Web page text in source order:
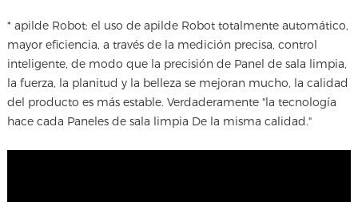
* apilde Robot: el uso de apilde Robot totalmente automático,
mayor eficiencia, a través de la medición precisa, control
inteligente, de modo que la precisión de Panel de sala limpia,
la fuerza, la planitud y la belleza se mejoran mucho, la calidad
del producto es más estable. Verdaderamente "la tecnología
hace cada Paneles de sala limpia De la misma calidad."